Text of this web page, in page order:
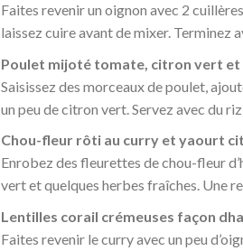
Faites revenir un oignon avec 2
laissez cuire avant de mixer. Terminez
Poulet mijoté tomate, citron vert
Saisissez des morceaux de poulet,
un peu de citron vert. Servez avec du
Chou-fleur rôti au curry et yaourt
Enrobez des fleurettes de chou-fleur
vert et quelques herbes fraîches. Une
Lentilles corail crémeuses façon
Faites revenir le curry avec un peu